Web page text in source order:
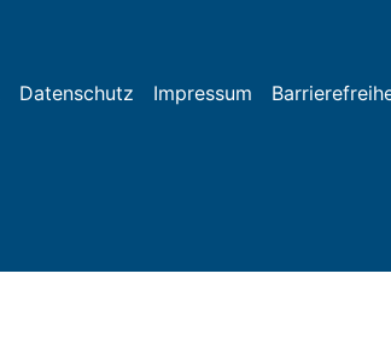
Datenschutz Impressum